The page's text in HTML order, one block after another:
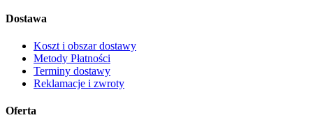
Dostawa
Koszt i obszar dostawy
Metody Płatności
Terminy dostawy
Reklamacje i zwroty
Oferta